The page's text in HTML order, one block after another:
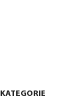
KATEGORIE